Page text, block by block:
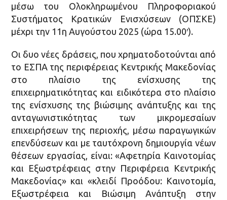
μέσω του Ολοκληρωμένου Πληροφοριακού
Συστήματος Κρατικών Ενισχύσεων (ΟΠΣΚΕ)
μέχρι την 11η Αυγούστου 2025 (ώρα 15.00′).
Οι δυο νέες δράσεις, που χρηματοδοτούνται από
το ΕΣΠΑ της περιφέρειας Κεντρικής Μακεδονίας
στο πλαίσιο της ενίσχυσης της
επιχειρηματικότητας και ειδικότερα στο πλαίσιο
της ενίσχυσης της βιώσιμης ανάπτυξης και της
ανταγωνιστικότητας των μικρομεσαίων
επιχειρήσεων της περιοχής, μέσω παραγωγικών
επενδύσεων και με ταυτόχρονη δημιουργία νέων
θέσεων εργασίας, είναι: «Αφετηρία Καινοτομίας
και Εξωστρέφειας στην Περιφέρεια Κεντρικής
Μακεδονίας» και «κλειδί Προόδου: Καινοτομία,
Εξωστρέφεια και Βιώσιμη Ανάπτυξη στην